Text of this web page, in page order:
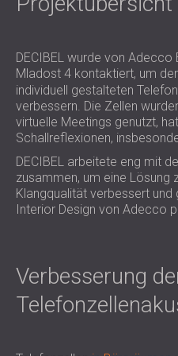
SCHALLSCHUTZ
SCHALLSCHUTZ
SCHALLSCHUTZ
SCHALLSCHUTZ
RECHENZENTREN
POLAND (PL)
РОССИЯ (RU)
USA (US)
SOUTH
DECIBEL wurde von Adecco
Mladost 4 kontaktiert, um
individuell gestalteten
verbessern. Die Zellen
virtuelle Meetings genutzt,
Schallreflexionen,
DECIBEL arbeitete eng mit
zusammen, um eine Lösung
Klangqualität verbessert
Interior Design von Adecco
Verbesserung